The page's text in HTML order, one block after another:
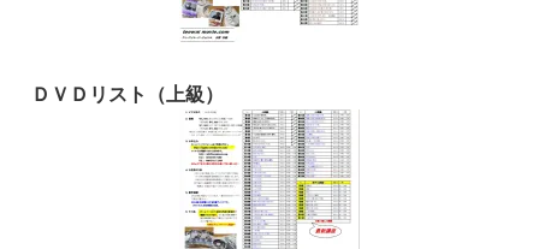
ＤＶＤリスト（上級）